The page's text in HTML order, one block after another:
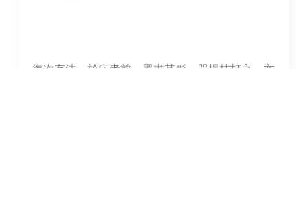
復次有法，於病者前，墨畫其形，咒楊枝打之，亦